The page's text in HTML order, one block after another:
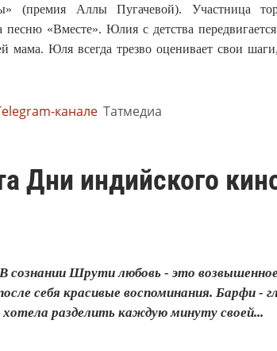
(премия Аллы Пугачевой). Участница
«Вместе». Юлия с детства
Юля всегда трезво оценивает свои
канале Татмедиа
Дни индийского
Шрути любовь - это возвышенное
себя красивые воспоминания. Барфи -
разделить каждую минуту своей...